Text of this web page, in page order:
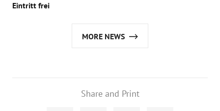
Eintritt frei
MORE NEWS
Share and Print